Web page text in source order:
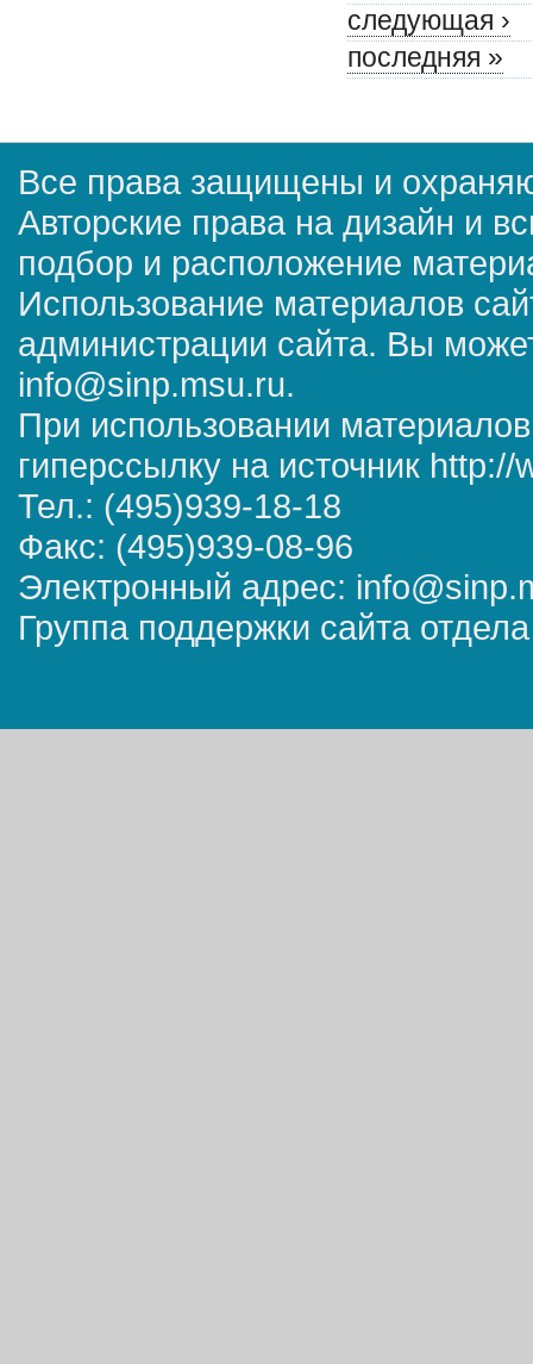
следующая ›
последняя »
Все права защищены и
Авторские права на дизайн и
подбор и расположение
Использование материалов
администрации сайта. Вы
info@sinp.msu.ru.
При использовании
гиперссылку на источник
Тел.: (495)939-18-18
Факс: (495)939-08-96
Электронный адрес:
Группа поддержки сайта